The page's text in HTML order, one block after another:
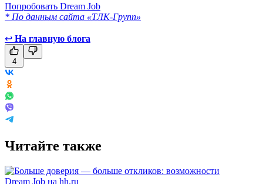
Попробовать Dream Job
* По данным сайта «ТЛК-Групп»
↩ На главную блога
4
Читайте также